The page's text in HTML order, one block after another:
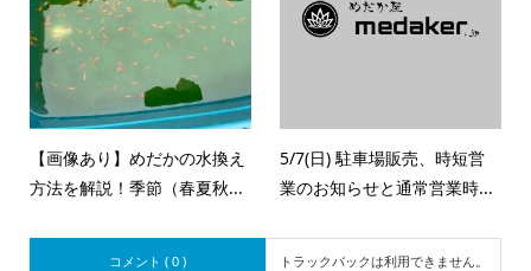
【画像あり】めだかの水換え
方法を解説！季節（春夏秋...
5/7(日) 駐車場販売、時短営
業のお知らせと通常営業時...
コメント ( 0 ) トラックバックは利用できません。